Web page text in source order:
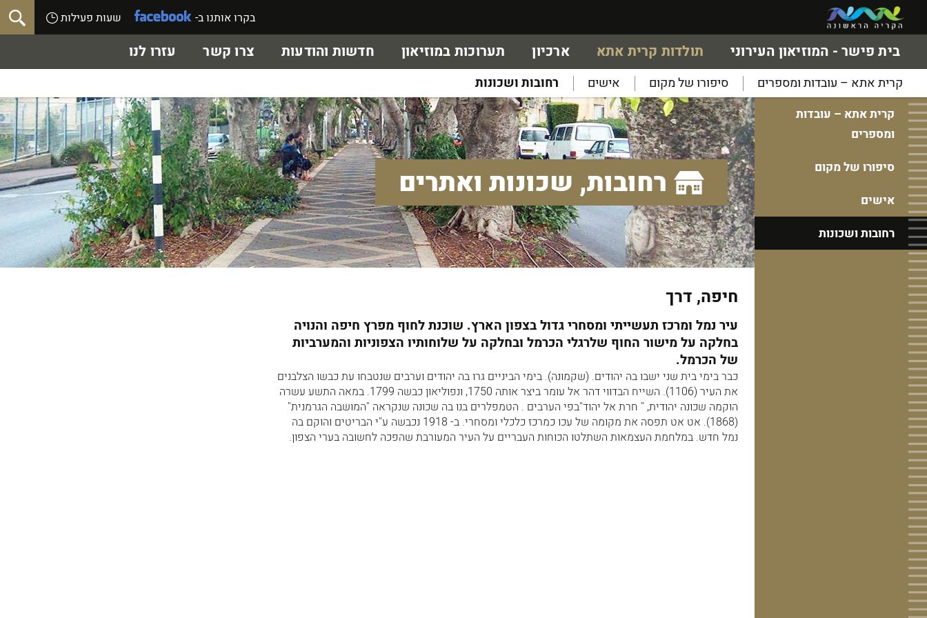
בקרו אותנו ב- שעות פעילות
בית פישר - המוזיאון העירוני תולדות קרית אתא
קרית אתא – עובדות ומספרים סיפורו של מקום אישים רחובות ושכונות
ארכיון תערוכות במוזיאון חדשות והודעות צרו קשר עזרו לנו
קרית אתא – עובדות
ומספרים
סיפורו של מקום
אישים
רחובות ושכונות
רחובות, שכונות ואתרים
חיפה, דרך
עיר נמל ומרכז תעשייתי ומסחרי גדול בצפון הארץ. שוכנת לחוף מפרץ חיפה והנויה
בחלקה על מישור החוף שלרגלי הכרמל ובחלקה על שלוחותיו הצפוניות והמערביות
של הכרמל.
כבר בימי בית שני ישבו בה יהודים. (שקמונה). בימי הביניים גרו בה יהודים וערבים שנטבחו עת כבשו הצלבנים
את העיר (1106). השייח הבדווי דהר אל עומר ביצר אותה 1750, ונפוליאון כבשה 1799. במאה התשע עשרה
הוקמה שכונה יהודית, " חרת אל יהוד"בפי הערבים . הטמפלרים בנו בה שכונה שנקראה "המושבה הגרמנית"
(1868). אט אט תפסה את מקומה של עכו כמרכז כלכלי ומסחרי. ב- 1918 נכבשה ע"י הבריטים והוקם בה
נמל חדש. במלחמת העצמאות השתלטו הכוחות העבריים על העיר המעורבת שהפכה לחשובה בערי הצפון.